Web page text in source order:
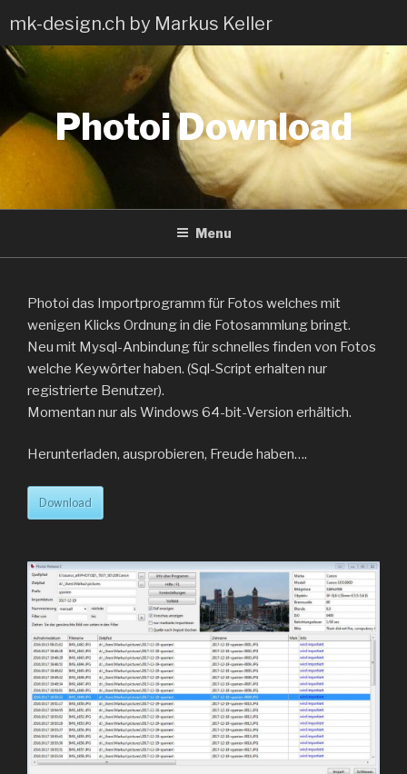
to
content
mk-design.ch by Markus Keller
Photoi Download
Menu
Photoi das Importprogramm für Fotos welches mit
wenigen Klicks Ordnung in die Fotosammlung bringt.
Neu mit Mysql-Anbindung für schnelles finden von Fotos
welche Keywörter haben. (Sql-Script erhalten nur
registrierte Benutzer).
Momentan nur als Windows 64-bit-Version erhältich.
Herunterladen, ausprobieren, Freude haben….
Download